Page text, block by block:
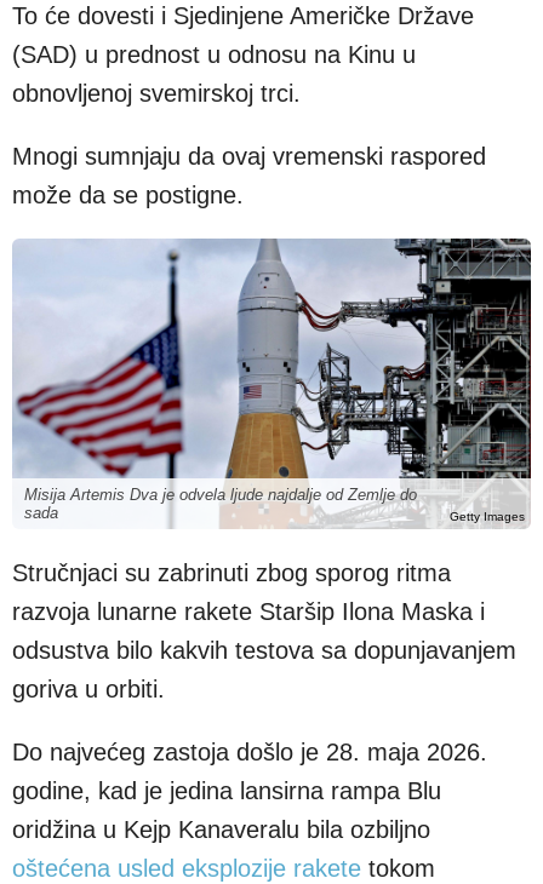
To će dovesti i Sjedinjene Američke Države
(SAD) u prednost u odnosu na Kinu u
obnovljenoj svemirskoj trci.
Mnogi sumnjaju da ovaj vremenski raspored
može da se postigne.
Getty Images
Misija Artemis Dva je odvela ljude najdalje od Zemlje do
sada
Stručnjaci su zabrinuti zbog sporog ritma
razvoja lunarne rakete Staršip Ilona Maska i
odsustva bilo kakvih testova sa dopunjavanjem
goriva u orbiti.
Do najvećeg zastoja došlo je 28. maja 2026.
godine, kad je jedina lansirna rampa Blu
oridžina u Kejp Kanaveralu bila ozbiljno
oštećena usled eksplozije rakete tokom